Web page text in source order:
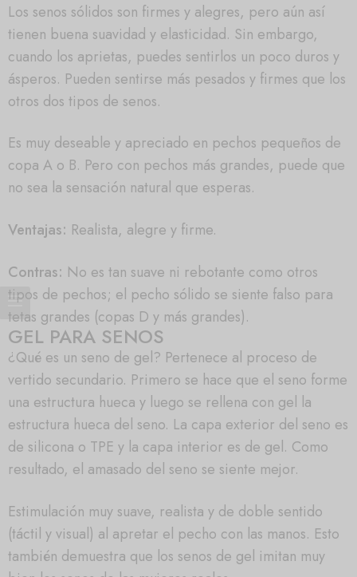
Los senos sólidos son firmes y alegres, pero aún así
tienen buena suavidad y elasticidad. Sin embargo,
cuando los aprietas, puedes sentirlos un poco duros y
ásperos. Pueden sentirse más pesados y firmes que los
otros dos tipos de senos.
Es muy deseable y apreciado en pechos pequeños de
copa A o B. Pero con pechos más grandes, puede que
no sea la sensación natural que esperas.
Ventajas: Realista, alegre y firme.
Contras: No es tan suave ni rebotante como otros
tipos de pechos; el pecho sólido se siente falso para
tetas grandes (copas D y más grandes).
GEL PARA SENOS
¿Qué es un seno de gel? Pertenece al proceso de
vertido secundario. Primero se hace que el seno forme
una estructura hueca y luego se rellena con gel la
estructura hueca del seno. La capa exterior del seno es
de silicona o TPE y la capa interior es de gel. Como
resultado, el amasado del seno se siente mejor.
Estimulación muy suave, realista y de doble sentido
(táctil y visual) al apretar el pecho con las manos. Esto
también demuestra que los senos de gel imitan muy